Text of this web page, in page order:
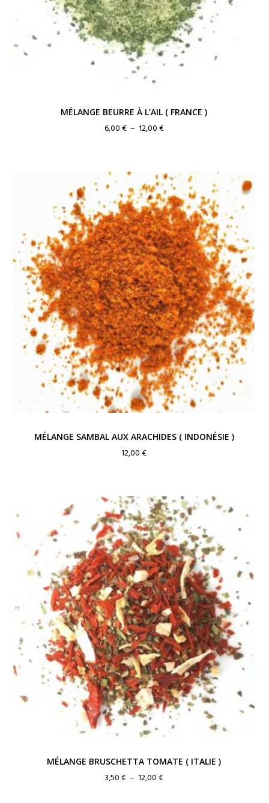
MÉLANGE BEURRE À L’AIL ( FRANCE )
6,00€ – 12,00€Plage
6,00 €
à
12,00 €
MÉLANGE SAMBAL AUX ARACHIDES ( INDONÉSIE )
12,00€
MÉLANGE BRUSCHETTA TOMATE ( ITALIE )
3,50€ – 12,00€Plage